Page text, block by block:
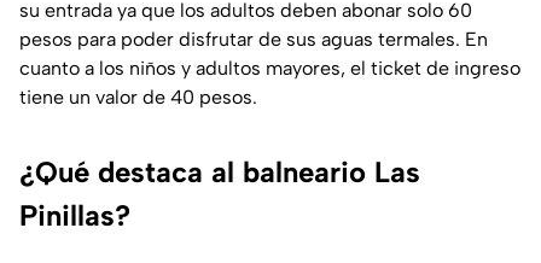
su entrada ya que los adultos deben abonar solo 60
pesos para poder disfrutar de sus aguas termales. En
cuanto a los niños y adultos mayores, el ticket de ingreso
tiene un valor de 40 pesos.
¿Qué destaca al balneario Las
Pinillas?